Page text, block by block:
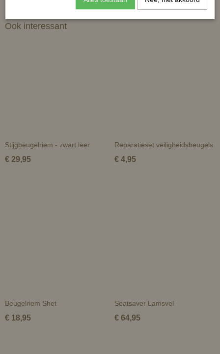
Ook interessant
Stijgbeugelriem - zwart leer
€ 29,95
Reparatieset veiligheidsbeugels
€ 4,95
Beugelriem Shet
€ 18,95
Seatsaver Lamsvel
€ 64,95